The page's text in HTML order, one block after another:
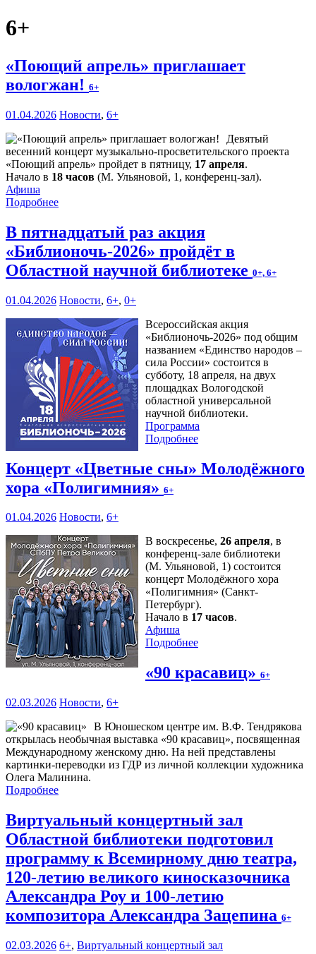
6+
«Поющий апрель» приглашает
вологжан! 6+
01.04.2026 Новости, 6+
Девятый
весенний концерт музыкально-просветительского проекта
«Поющий апрель» пройдет в пятницу, 17 апреля.
Начало в 18 часов (М. Ульяновой, 1, конференц-зал).
Афиша
Подробнее
В пятнадцатый раз акция
«Библионочь-2026» пройдёт в
Областной научной библиотеке 0+, 6+
01.04.2026 Новости, 6+, 0+
Всероссийская акция
«Библионочь-2026» под общим
названием «Единство народов –
сила России» состоится в
субботу, 18 апреля, на двух
площадках Вологодской
областной универсальной
научной библиотеки.
Программа
Подробнее
Концерт «Цветные сны» Молодёжного
хора «Полигимния» 6+
01.04.2026 Новости, 6+
В воскресенье, 26 апреля, в
конференц-зале библиотеки
(М. Ульяновой, 1) состоится
концерт Молодёжного хора
«Полигимния» (Санкт-
Петербург).
Начало в 17 часов.
Афиша
Подробнее
«90 красавиц» 6+
02.03.2026 Новости, 6+
В Юношеском центре им. В.Ф. Тендрякова
открылась необычная выставка «90 красавиц», посвященная
Международному женскому дню. На ней представлены
картинки-переводки из ГДР из личной коллекции художника
Олега Малинина.
Подробнее
Виртуальный концертный зал
Областной библиотеки подготовил
программу к Всемирному дню театра,
120-летию великого киносказочника
Александра Роу и 100-летию
композитора Александра Зацепина 6+
02.03.2026 6+, Виртуальный концертный зал